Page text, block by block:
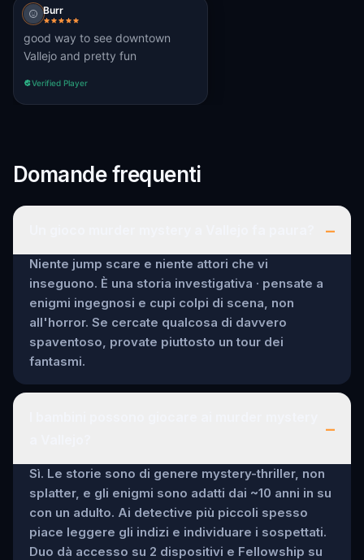
Burr
good way to see downtown
Vallejo and pretty fun
Verified Player
Domande frequenti
–
Niente jump scare e niente attori che vi
inseguono. È una storia investigativa · pensate a
enigmi ingegnosi e cupi colpi di scena, non
all'horror. Se cercate qualcosa di davvero
spaventoso, provate piuttosto un tour dei
fantasmi.
–
Sì. Le storie sono di genere mystery-thriller, non
splatter, e gli enigmi sono adatti dai ~10 anni in su
con un adulto. Ai detective più piccoli spesso
piace leggere gli indizi e individuare i sospettati.
Duo dà accesso su 2 dispositivi e Fellowship su